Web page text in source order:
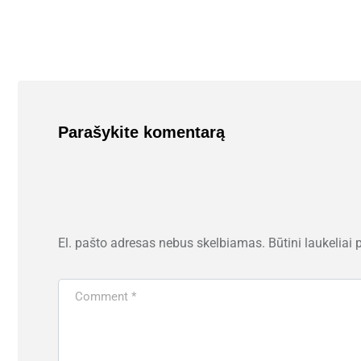
Parašykite komentarą
El. pašto adresas nebus skelbiamas. Būtini laukeliai